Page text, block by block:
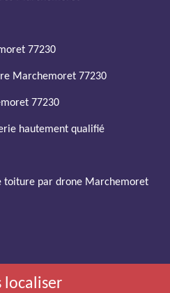
77230
Marchemoret 77230
77230
hautement qualifié
toiture par drone Marchemoret
localiser